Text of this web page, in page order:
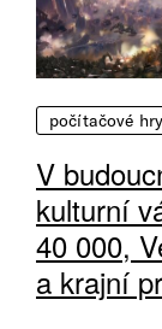
počítačové hry
V
kulturní
40 000,
a krajní